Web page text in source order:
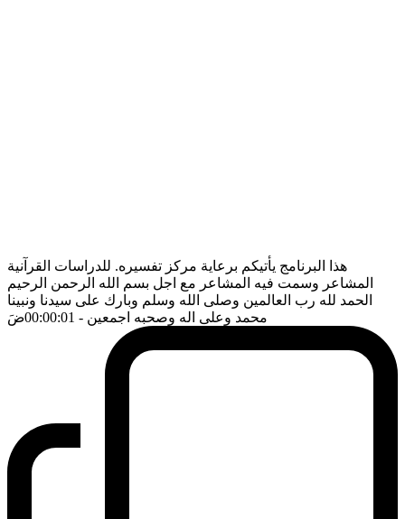
هذا البرنامج يأتيكم برعاية مركز تفسيره. للدراسات القرآنية
المشاعر وسمت فيه المشاعر مع اجل بسم الله الرحمن الرحيم
الحمد لله رب العالمين وصلى الله وسلم وبارك على سيدنا ونبينا
محمد وعلى اله وصحبه اجمعين - 00:00:01 ضَ